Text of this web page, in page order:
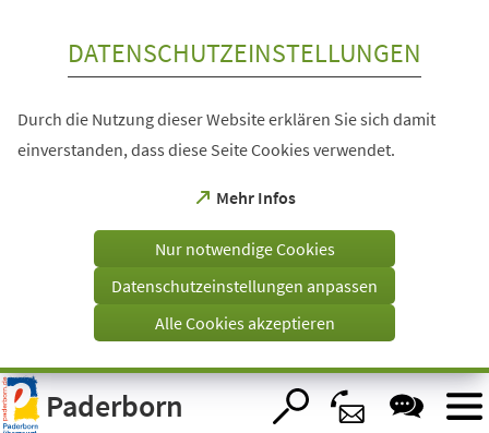
Visuelle
Assistenzsoftware
öffnen.
DATENSCHUTZEINSTELLUNGEN
Durch die Nutzung dieser Website erklären Sie sich damit
einverstanden, dass diese Seite Cookies verwendet.
Mehr Infos
(Öffnet
einem
Tab)
Nur notwendige Cookies
Datenschutzeinstellungen anpassen
Alle Cookies akzeptieren
Paderborn